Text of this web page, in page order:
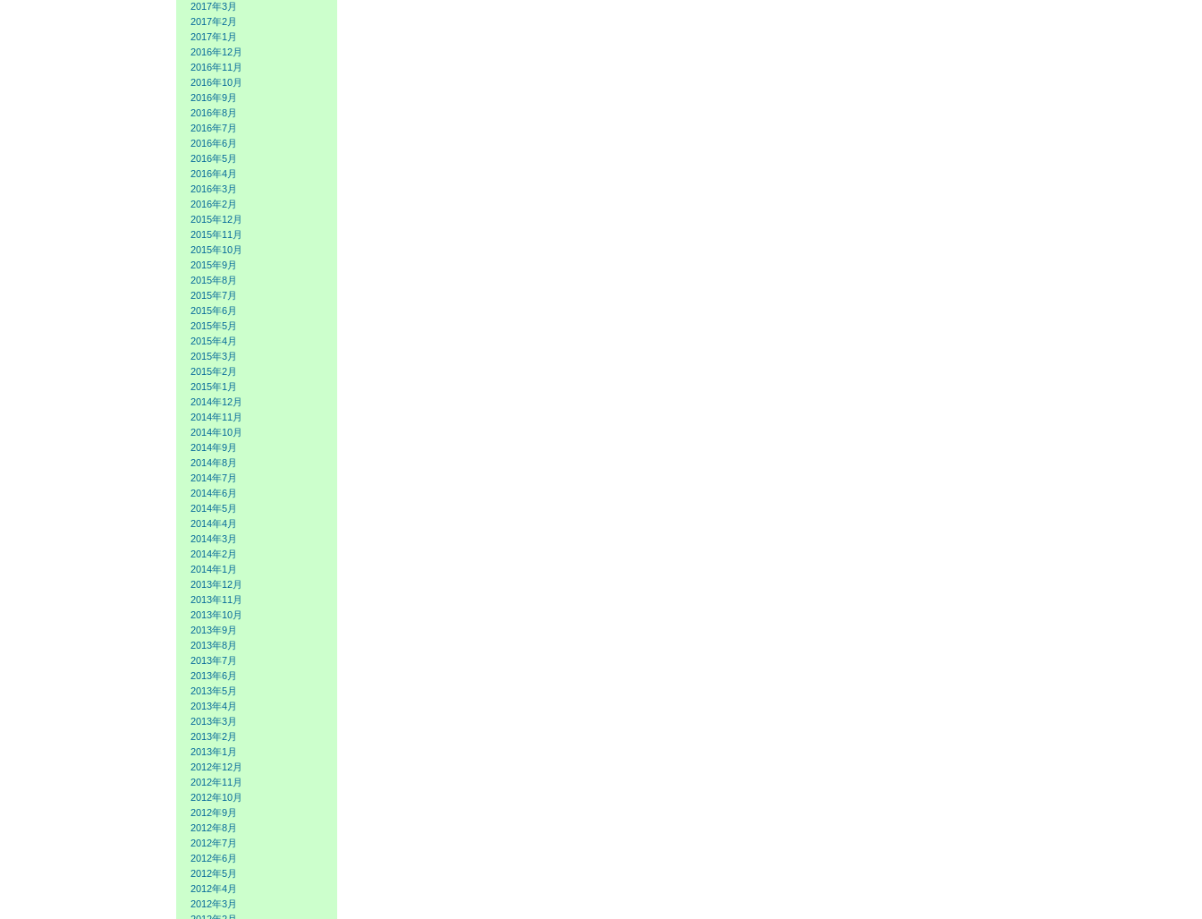
2017年3月
2017年2月
2017年1月
2016年12月
2016年11月
2016年10月
2016年9月
2016年8月
2016年7月
2016年6月
2016年5月
2016年4月
2016年3月
2016年2月
2015年12月
2015年11月
2015年10月
2015年9月
2015年8月
2015年7月
2015年6月
2015年5月
2015年4月
2015年3月
2015年2月
2015年1月
2014年12月
2014年11月
2014年10月
2014年9月
2014年8月
2014年7月
2014年6月
2014年5月
2014年4月
2014年3月
2014年2月
2014年1月
2013年12月
2013年11月
2013年10月
2013年9月
2013年8月
2013年7月
2013年6月
2013年5月
2013年4月
2013年3月
2013年2月
2013年1月
2012年12月
2012年11月
2012年10月
2012年9月
2012年8月
2012年7月
2012年6月
2012年5月
2012年4月
2012年3月